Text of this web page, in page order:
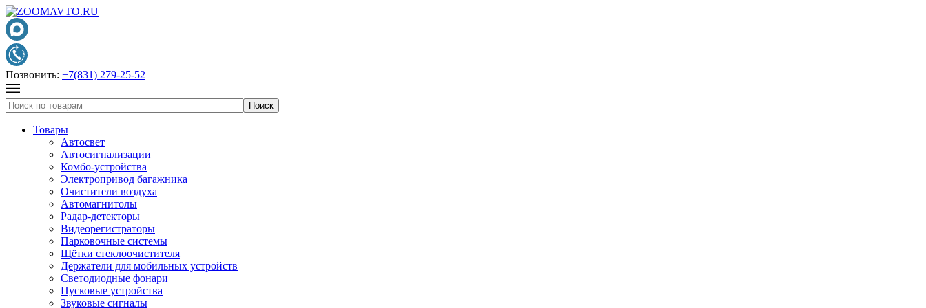
Позвонить: +7(831) 279-25-52
Товары
Автосвет
Автосигнализации
Комбо-устройства
Электропривод багажника
Очистители воздуха
Автомагнитолы
Радар-детекторы
Видеорегистраторы
Парковочные системы
Щётки стеклоочистителя
Держатели для мобильных устройств
Светодиодные фонари
Пусковые устройства
Звуковые сигналы